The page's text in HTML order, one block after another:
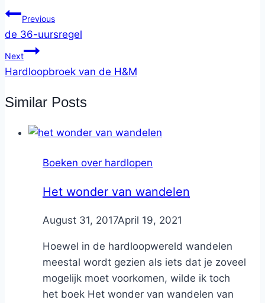
Previous
de 36-uursregel
Next
Hardloopbroek van de H&M
Similar Posts
Boeken over hardlopen
Het wonder van wandelen
ByNicole
August 31, 2017April 19, 2021
Hoewel in de hardloopwereld wandelen
meestal wordt gezien als iets dat je zoveel
mogelijk moet voorkomen, wilde ik toch
het boek Het wonder van wandelen van